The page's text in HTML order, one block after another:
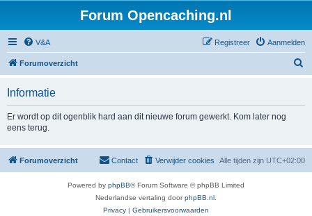
Forum Opencaching.nl
V&A Aanmelden
Registreer
Forumoverzicht
Informatie
Er wordt op dit ogenblik hard aan dit nieuwe forum gewerkt. Kom later nog
eens terug.
Forumoverzicht Alle tijden zijn UTC+02:00
Verwijder cookies
Contact
Powered by phpBB® Forum Software © phpBB Limited
Nederlandse vertaling doorphpBB.nl
Privacy | Gebruikersvoorwaarden